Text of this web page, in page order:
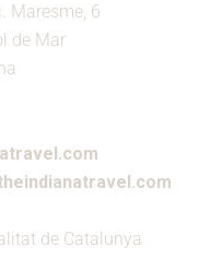
Maresme, 6
de Mar
de Catalunya